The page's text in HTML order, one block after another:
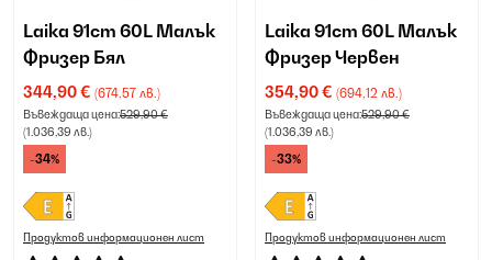
Laika 91cm 60L Малък
Фризер Бял
344,90 € (674,57 лв.)
Въвеждаща цена:529,90 €
(1.036,39 лв.)
-34%
Продуктов информационен лист
Laika 91cm 60L Малък
Фризер Червен
354,90 € (694,12 лв.)
Въвеждаща цена:529,90 €
(1.036,39 лв.)
-33%
Продуктов информационен лист